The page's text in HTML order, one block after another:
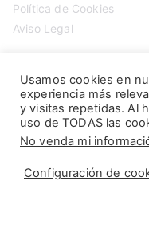
Política de Cookies
Aviso Legal
Usamos cookies en
experiencia más
y visitas repetidas. Al
uso de TODAS las
No venda mi
Configuración de